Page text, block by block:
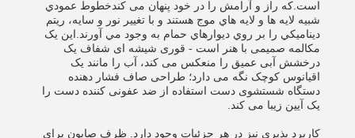
است.که راز و آرامش را در خود پنهان می کندخطوط عمودي
شبيه لايه ها و لايه هاي موج هستند و با تغيير نور و سايه، ريتم
ديناميکي را بر روي ديوارهاي حمام به وجود مي آورند.این یک
مکالمه صمیمی با هنر است - قوری شیشه ای شفاف یک
درخشش آبی عمیق را منعکس می کند، آب را مانند یک
اقیانوس کوچک نگه می دارد؛ طراحی صاف فشار دهنده
دستگاه شستشوی دست استفاده از ضد عفونی کننده دست را
یک آیین زیبا می کند.
کاربرد پذیری نیز در هر جزئیات وجود دارد. ظرف صابون برای